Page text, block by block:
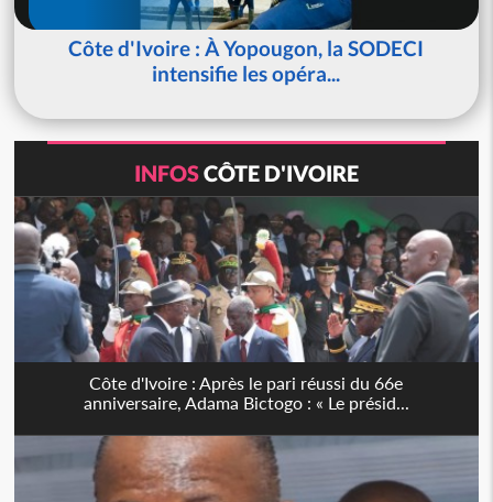
Côte d'Ivoire : À Yopougon, la SODECI
intensifie les opéra...
INFOSCÔTE D'IVOIRE
Côte d'Ivoire : Après le pari réussi du 66e
anniversaire, Adama Bictogo : « Le présid...